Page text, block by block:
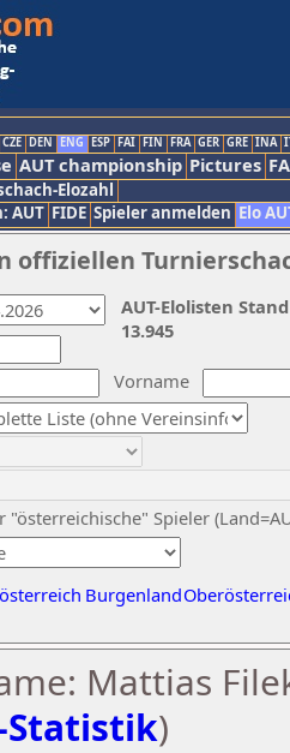
CZE DEN ENG ESP FAI FIN FRA GER GRE INA
AUT championship Pictures
Elozahl
AUT FIDE Spieler anmelden Elo
offiziellen
Vorname
"österreichische" Spieler
Burgenland
AUT-Elolisten
13.945
Mattias
Statistik)